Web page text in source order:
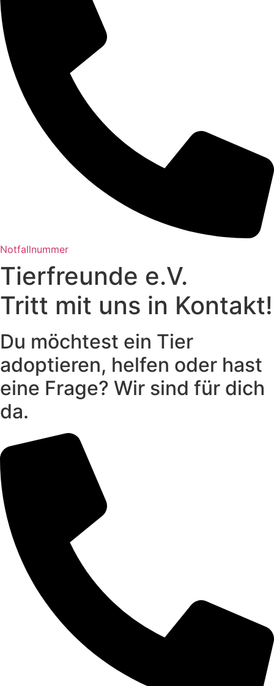
Notfallnummer
Tierfreunde e.V.
Tritt mit uns in Kontakt!
Du möchtest ein Tier
adoptieren, helfen oder hast
eine Frage? Wir sind für dich
da.